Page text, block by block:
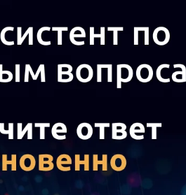
обязательств в сумме
отражаются по дебету счета
отложенных
отражается методом
России от 11.11.2022 N
средства - движимого
по дебету счета 0 101 00 и
актив при